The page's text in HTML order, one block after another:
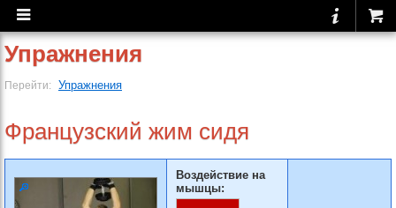
Упражнения
Перейти: Упражнения
Французский жим сидя
Воздействие на
мышцы: